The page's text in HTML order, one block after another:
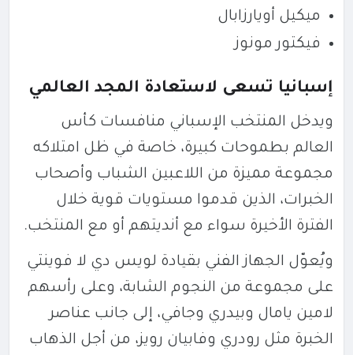
ميكيل أويارزابال
فيكتور مونوز
إسبانيا تسعى لاستعادة المجد العالمي
ويدخل المنتخب الإسباني منافسات كأس
العالم بطموحات كبيرة، خاصة في ظل امتلاكه
مجموعة مميزة من اللاعبين الشباب وأصحاب
الخبرات، الذين قدموا مستويات قوية خلال
الفترة الأخيرة سواء مع أنديتهم أو مع المنتخب.
ويُعوّل الجهاز الفني بقيادة لويس دي لا فوينتي
على مجموعة من النجوم الشابة، وعلى رأسهم
لامين يامال وبيدري وجافي، إلى جانب عناصر
الخبرة مثل رودري وفابيان رويز، من أجل الذهاب